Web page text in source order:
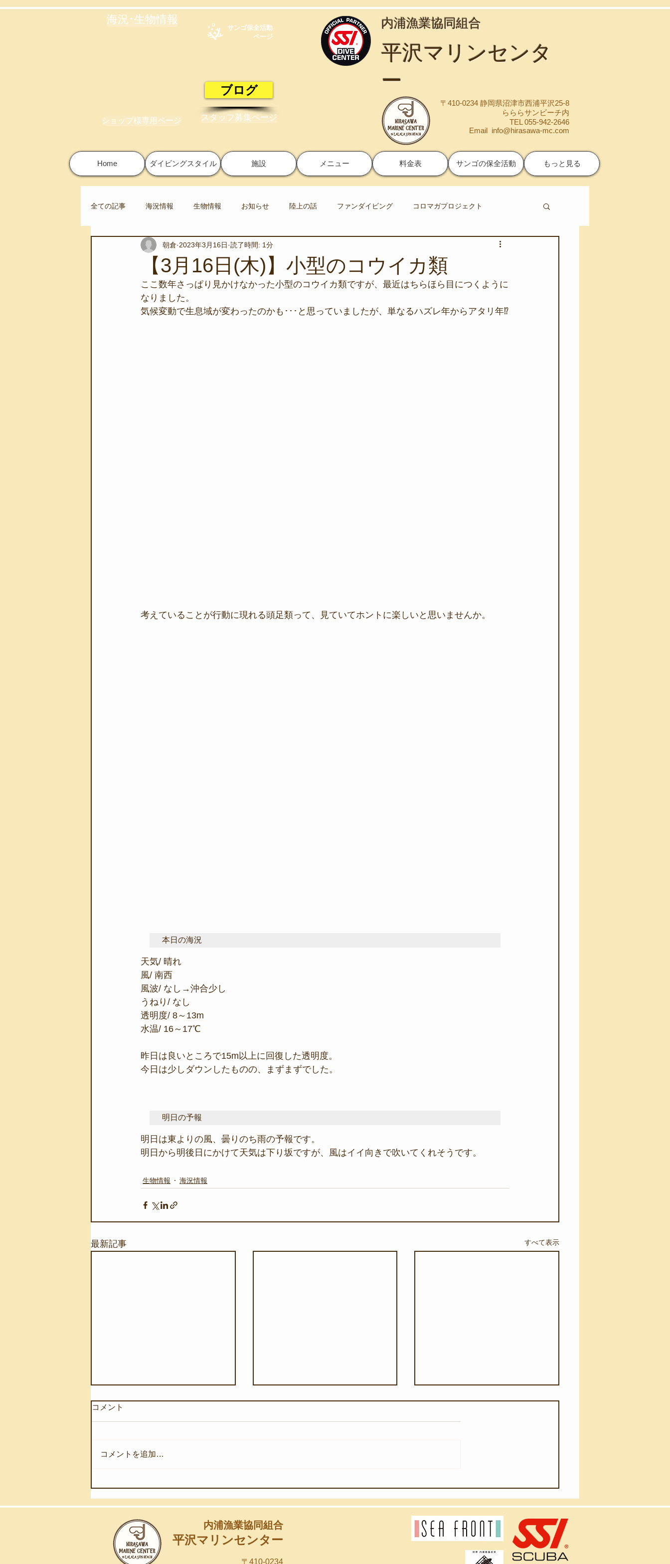
海況･生物情報
サンゴ保全活動​
ページ
ブログ
ショップ様専用ページ スタッフ募集ページ
​内浦漁業協同組合
​平沢マリンセンタ
ー
〒410-0234 静岡県沼津市西浦平沢25-8
らららサンビーチ内
TEL 055-942-2646
Email info@hirasawa-mc.com
Home ダイビングスタイル 施設 メニュー 料金表 サンゴの保全活動 もっと見る
全ての記事 海況情報 生物情報 お知らせ 陸上の話 ファンダイビング コロマガプロジェクト
スノーケリングツアー 自然環境保全 ワカメの養殖 アカモク養殖実験
伊豆半島ジオパーク サンゴの保全活動 取材 作業潜水 いつもとは違う業務 キャンプ
【3月16日(木)】小型のコウイカ類
朝倉 2023年3月16日 読了時間: 1分
ここ数年さっぱり見かけなかった小型のコウイカ類ですが、最近はちらほら目につくように
なりました。
気候変動で生息域が変わったのかも･･･と思っていましたが、単なるハズレ年からアタリ年⁉
考えていることが行動に現れる頭足類って、見ていてホントに楽しいと思いませんか。
本日の海況
天気/ 晴れ
風/ 南西
風波/ なし→沖合少し
うねり/ なし
透明度/ 8～13m
水温/ 16～17℃
昨日は良いところで15m以上に回復した透明度。
今日は少しダウンしたものの、まずまずでした。
明日の予報
明日は東よりの風、曇りのち雨の予報です。
明日から明後日にかけて天気は下り坂ですが、風はイイ向きで吹いてくれそうです。
生物情報 海況情報
最新記事 すべて表示
コメント
コメントを追加…
内浦漁業協同組合
平沢マリンセンター
〒410-0234